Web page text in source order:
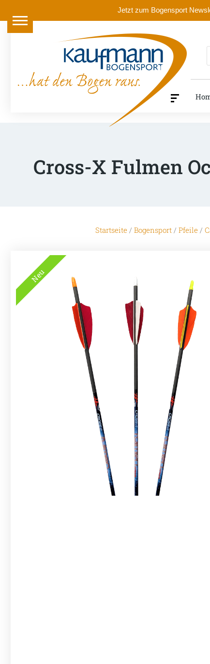
Jetzt zum Bogensport
Cross-X Fulmen
Startseite / Bogensport / Pfeile /
Neu